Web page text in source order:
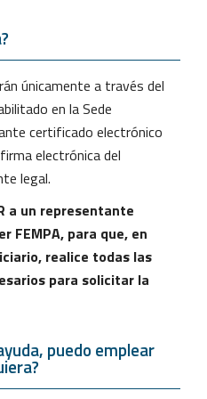
únicamente a través del
en la Sede
certificado electrónico
electrónica del
legal.
a un representante
FEMPA, para que, en
realice todas las
para solicitar la
puedo emplear